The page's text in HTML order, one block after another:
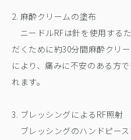
2. 麻酔クリームの塗布
ニードルRFは針を使用する
だくために約30分間麻酔クリ
により、痛みに不安のある方
れます。
3. ブレッシングによるRF照射
ブレッシングのハンドピー